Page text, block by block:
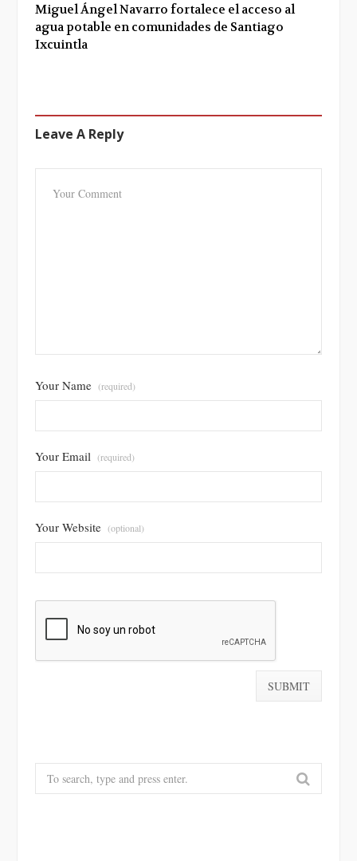
Miguel Ángel Navarro fortalece el acceso al
agua potable en comunidades de Santiago
Ixcuintla
Leave A Reply
Your Name (required)
Your Email (required)
Your Website (optional)
for: